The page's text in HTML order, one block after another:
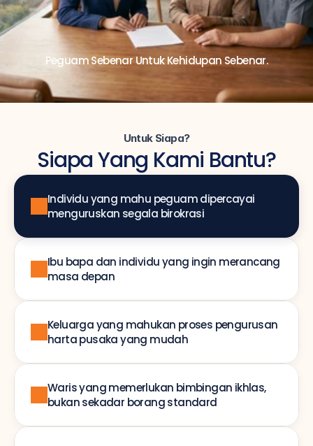
Peguam Sebenar Untuk Kehidupan Sebenar.
Untuk Siapa?
Siapa Yang Kami Bantu?
Ibu bapa dan individu yang ingin merancang
masa depan
Keluarga yang mahukan proses pengurusan
harta pusaka yang mudah
Waris yang memerlukan bimbingan ikhlas,
bukan sekadar borang standard
Individu yang mahu peguam dipercayai
menguruskan segala birokrasi